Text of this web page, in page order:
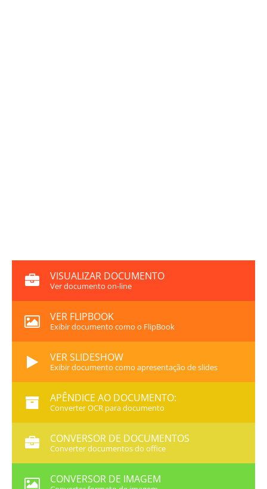
VISUALIZAR DOCUMENTO
Ver documento on-line
VER FLIPBOOK
Exibir documento como o FlipBook
VER SLIDESHOW
Exibir documento como apresentação de slides
APÊNDICE AO DOCUMENTO:
Converter OCR para documento
CONVERSOR DE DOCUMENTOS
Converter documentos do office
CONVERSOR DE IMAGEM